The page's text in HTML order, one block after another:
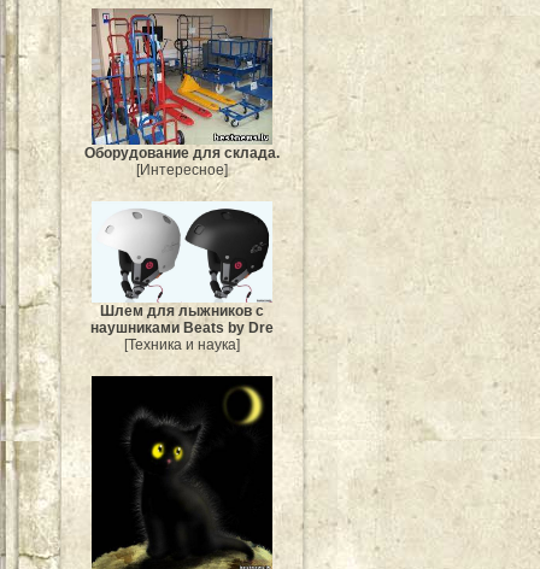
Оборудование для склада.
[Интересное]
Шлем для лыжников с
наушниками Beats by Dre
[Техника и наука]